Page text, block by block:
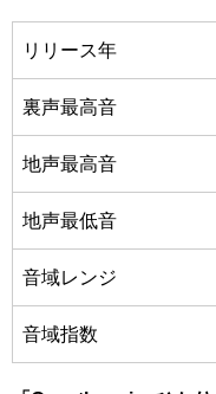
リリース年
裏声最高音
地声最高音
地声最低音
音域レンジ
音域指数